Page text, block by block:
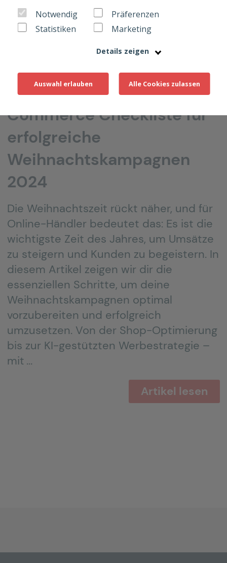
Notwendig
Präferenzen
Statistiken
Marketing
Details zeigen
Auswahl erlauben Alle Cookies zulassen
12. September 2024
Deine ultimative E-
Commerce Checkliste für
erfolgreiche
Weihnachtskampagnen
2024
Die Weihnachtszeit rückt näher, und für
Online-Händler bedeutet das: Es ist die
wichtigste Zeit des Jahres, um Umsätze
zu steigern und Kunden zu begeistern. In
diesem Artikel zeigen wir dir die
essenziellen Schritte, um deine
Weihnachtskampagnen optimal
vorzubereiten und erfolgreich
umzusetzen. Von der Shop-Optimierung
bis zur KI-gestützten Werbestrategie –
mit …
Artikel lesen